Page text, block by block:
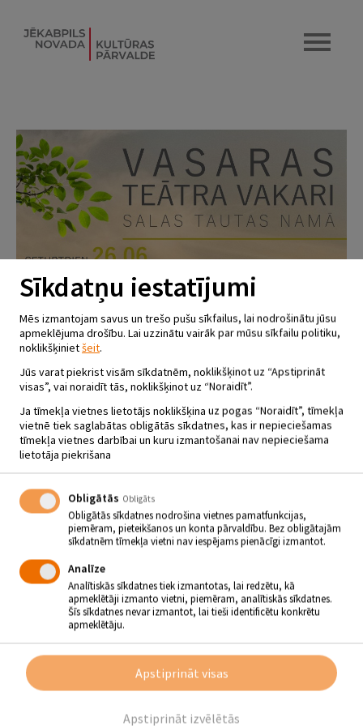
VASARAS TEĀTRA VAKARS SALĀ!
10.07.2025 - plkst.19.00
Salas Tautas nams
Sīkdatņu iestatījumi
Mēs izmantojam savus un trešo pušu sīkfailus, lai nodrošinātu jūsu
apmeklējuma drošību. Lai uzzinātu vairāk par mūsu sīkfailu politiku,
noklikšķinietšeit.
Jūs varat piekrist visām sīkdatnēm, noklikšķinot uz “Apstiprināt
visas”, vai noraidīt tās, noklikšķinot uz “Noraidīt”.
Ja tīmekļa vietnes lietotājs noklikšķina uz pogas “Noraidīt”, tīmekļa
vietnē tiek saglabātas obligātās sīkdatnes, kas ir nepieciešamas
tīmekļa vietnes darbībai un kuru izmantošanai nav nepieciešama
lietotāja piekrišana
Obligātās Obligāts
Obligātās sīkdatnes nodrošina vietnes pamatfunkcijas,
piemēram, pieteikšanos un konta pārvaldību. Bez obligātajām
sīkdatnēm tīmekļa vietni nav iespējams pienācīgi izmantot.
Analīze
Analītiskās sīkdatnes tiek izmantotas, lai redzētu, kā
apmeklētāji izmanto vietni, piemēram, analītiskās sīkdatnes.
Šīs sīkdatnes nevar izmantot, lai tieši identificētu konkrētu
apmeklētāju.
Apstiprināt izvēlētās
Apstiprināt visas